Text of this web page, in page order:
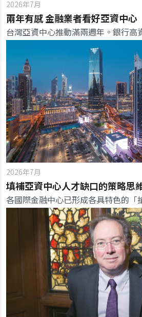
2026年7月
兩年有感 金融業者看好亞資中心
2026年7月
填補亞資中心人才缺口的策略思